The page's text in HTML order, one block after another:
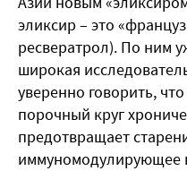
эликсир – это
ресвератрол). По ним
широкая
уверенно говорить,
порочный круг
предотвращает
иммуномодулирующее